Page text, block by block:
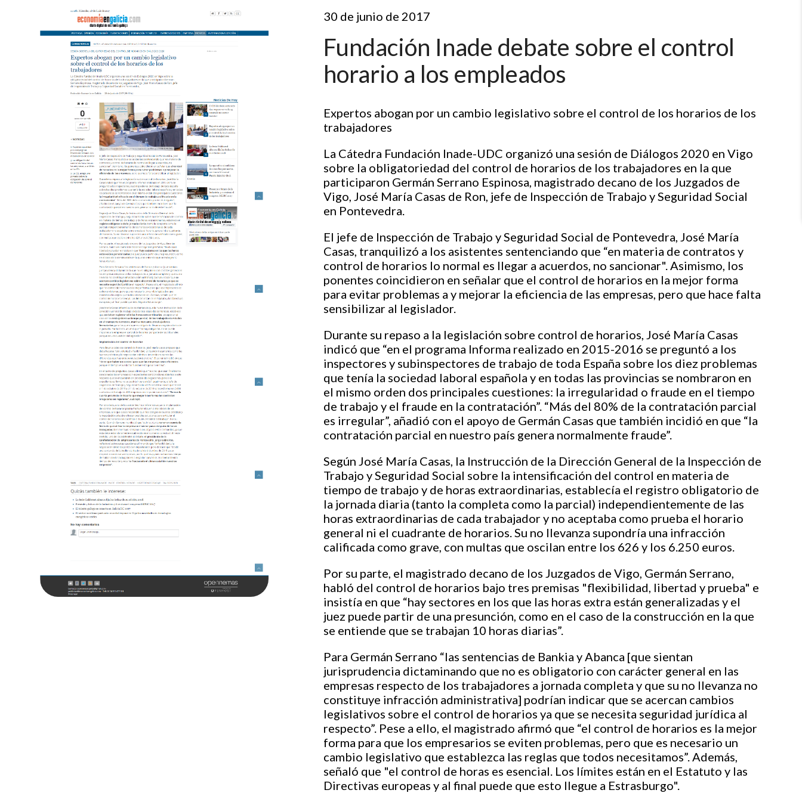
30 de junio de 2017
Fundación Inade debate sobre el control
horario a los empleados
Expertos abogan por un cambio legislativo sobre el control de los horarios de los
trabajadores
La Cátedra Fundación Inade-UDC organizó una sesión de Diálogos 2020 en Vigo
sobre la obligatoriedad del control de horarios de los trabajadores en la que
participaron Germán Serrano Espinosa, magistrado decano de los Juzgados de
Vigo, José María Casas de Ron, jefe de Inspección de Trabajo y Seguridad Social
en Pontevedra.
El jefe de Inspección de Trabajo y Seguridad Social de Pontevedra, José María
Casas, tranquilizó a los asistentes sentenciando que “en materia de contratos y
control de horarios lo normal es llegar a acuerdos, no sancionar". Asimismo, los
ponentes coincidieron en señalar que el control de horarios en la mejor forma
para evitar problemas a y mejorar la eficiencia de las empresas, pero que hace falta
sensibilizar al legislador.
Durante su repaso a la legislación sobre control de horarios, José María Casas
indicó que “en el programa Informa realizado en 2015-2016 se preguntó a los
inspectores y subinspectores de trabajo de toda España sobre los diez problemas
que tenía la sociedad laboral española y en todas las provincias se nombraron en
el mismo orden dos principales cuestiones: la irregularidad o fraude en el tiempo
de trabajo y el fraude en la contratación”. “Más del 80% de la contratación parcial
es irregular”, añadió con el apoyo de Germán Casas que también incidió en que “la
contratación parcial en nuestro país genera normalmente fraude”.
Según José María Casas, la Instrucción de la Dirección General de la Inspección de
Trabajo y Seguridad Social sobre la intensificación del control en materia de
tiempo de trabajo y de horas extraordinarias, establecía el registro obligatorio de
la jornada diaria (tanto la completa como la parcial) independientemente de las
horas extraordinarias de cada trabajador y no aceptaba como prueba el horario
general ni el cuadrante de horarios. Su no llevanza supondría una infracción
calificada como grave, con multas que oscilan entre los 626 y los 6.250 euros.
Por su parte, el magistrado decano de los Juzgados de Vigo, Germán Serrano,
habló del control de horarios bajo tres premisas "flexibilidad, libertad y prueba" e
insistía en que “hay sectores en los que las horas extra están generalizadas y el
juez puede partir de una presunción, como en el caso de la construcción en la que
se entiende que se trabajan 10 horas diarias”.
Para Germán Serrano “las sentencias de Bankia y Abanca [que sientan
jurisprudencia dictaminando que no es obligatorio con carácter general en las
empresas respecto de los trabajadores a jornada completa y que su no llevanza no
constituye infracción administrativa] podrían indicar que se acercan cambios
legislativos sobre el control de horarios ya que se necesita seguridad jurídica al
respecto”. Pese a ello, el magistrado afirmó que “el control de horarios es la mejor
forma para que los empresarios se eviten problemas, pero que es necesario un
cambio legislativo que establezca las reglas que todos necesitamos”. Además,
señaló que "el control de horas es esencial. Los límites están en el Estatuto y las
Directivas europeas y al final puede que esto llegue a Estrasburgo".